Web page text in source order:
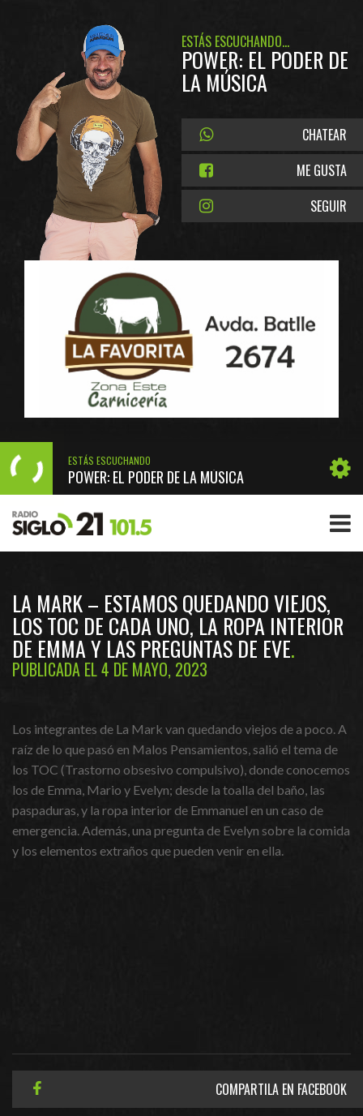
ESTÁS ESCUCHANDO...
POWER: EL PODER DE
LA MÚSICA
CHATEAR
ME GUSTA
SEGUIR
ESTÁS ESCUCHANDO
POWER: EL PODER DE LA MÚSICA
LA MARK – ESTAMOS QUEDANDO VIEJOS,
LOS TOC DE CADA UNO, LA ROPA INTERIOR
DE EMMA Y LAS PREGUNTAS DE EVE
PUBLICADA EL 4 DE MAYO, 2023
Los integrantes de La Mark van quedando viejos de a poco. A
raíz de lo que pasó en Malos Pensamientos, salió el tema de
los TOC (Trastorno obsesivo compulsivo), donde conocemos
los de Emma, Mario y Evelyn; desde la toalla del baño, las
paspaduras, y la ropa interior de Emmanuel en un caso de
emergencia. Además, una pregunta de Evelyn sobre la comida
y los elementos extraños que pueden venir en ella.
COMPARTILA EN FACEBOOK